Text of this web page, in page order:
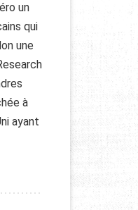
un
qui
une
à
ayant
DESTINATION DE RÊVE